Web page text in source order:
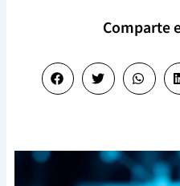
Comparte